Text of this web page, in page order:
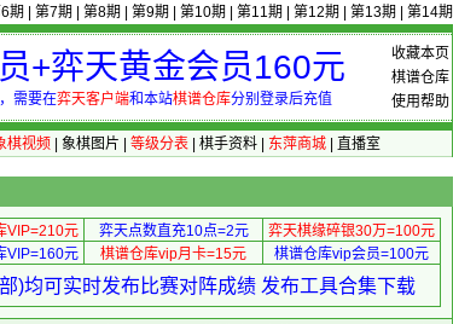
期 第7期 第8期 第9期 第10期 第11期 第12期 第13期 第14期
收藏本页
棋谱仓库
使用帮助
+弈天黄金会员160元
需要在弈天客户端和本站棋谱仓库分别登录后充值
棋视频 象棋图片 等级分表| 棋手资料| 东萍商城| 直播室
VIP=210元 弈天点数直充10点=2元
弈天棋缘碎银30万=100元
VIP=160元 棋谱仓库vip月卡=15元 棋谱仓库vip会员=100元
)均可实时发布比赛对阵成绩 发布工具合集下载